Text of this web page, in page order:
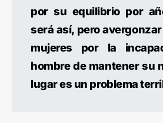
por su equilibrio por
será así, pero
mujeres por la
hombre de mantener su
lugar es un problema